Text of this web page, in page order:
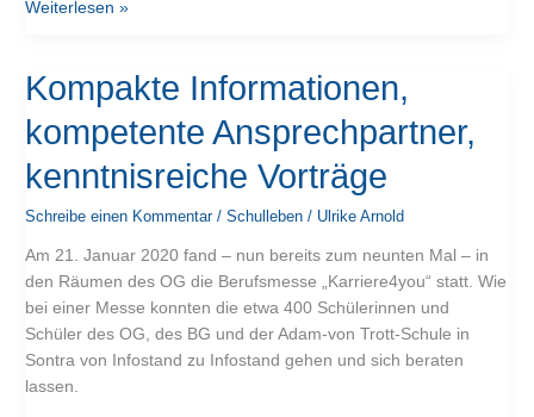
Bridge“
Weiterlesen »
Kompakte Informationen,
kompetente Ansprechpartner,
kenntnisreiche Vorträge
Schreibe einen Kommentar /Schulleben / Ulrike Arnold
Am 21. Januar 2020 fand – nun bereits zum neunten Mal – in
den Räumen des OG die Berufsmesse „Karriere4you“ statt. Wie
bei einer Messe konnten die etwa 400 Schülerinnen und
Schüler des OG, des BG und der Adam-von Trott-Schule in
Sontra von Infostand zu Infostand gehen und sich beraten
lassen.
Kompakte
Informationen,
kompetente
Ansprechpartner,
kenntnisreiche
Vorträge